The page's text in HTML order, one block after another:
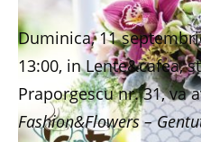
Duminica, 11
13:00, in Lente&cafea,
Praporgescu nr. 31, va
Fashion&Flowers –